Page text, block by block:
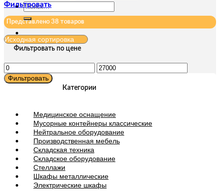
Искать:
Фильтровать
Представлено 38 товаров
Фильтровать по цене
Минимальная
цена
Максимальная
цена
Фильтровать
Категории
Медицинское оснащение
Мусорные контейнеры классические
Нейтральное оборудование
Производственная мебель
Складская техника
Складское оборудование
Стеллажи
Шкафы металлические
Электрические шкафы